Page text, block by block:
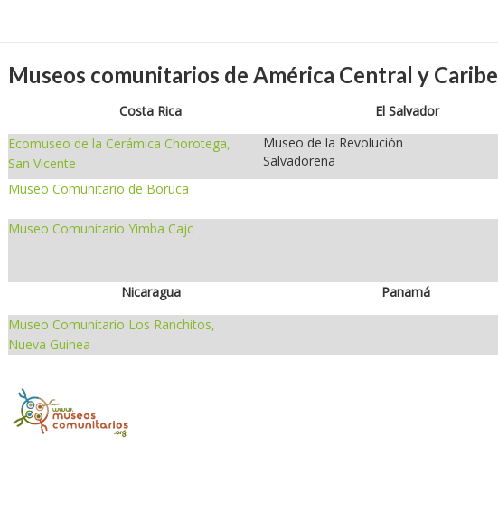
Museos comunitarios de América Central y Caribe
Costa Rica El Salvador
Ecomuseo de la Cerámica Chorotega,
San Vicente
Museo de la Revolución
Salvadoreña
Museo Comunitario de Boruca
Museo Comunitario Yimba Cajc
Nicaragua
Panamá
Museo Comunitario Los Ranchitos,
Nueva Guinea